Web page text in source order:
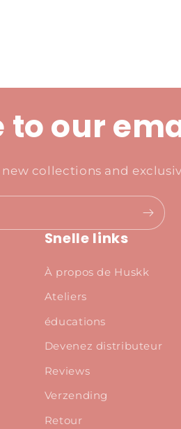
to our
collections and
Snelle links
À propos de Huskk
Ateliers
éducations
Devenez distributeur
Reviews
Verzending
Retour